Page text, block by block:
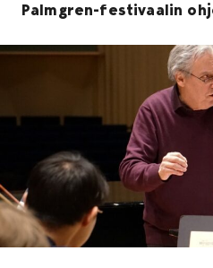
Palmgren-festivaalin